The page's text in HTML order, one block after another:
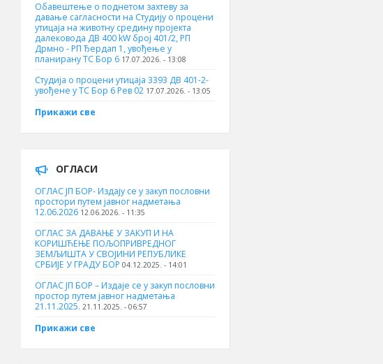
Обавештење о поднетом захтеву за
давање сагласности на Студију о процени
утицаја на животну средину пројекта
далековода ДВ 400 kW број 401/2, РП
Дрмно - РП Ђердап 1, увођење у
планирану ТС Бор 6 17.07.2026. - 13:08
Студија о процени утицаја 3393 ДВ 401-2-
увођене у ТС Бор 6 Рев 02 17.07.2026. - 13:05
Прикажи све
ОГЛАСИ
ОГЛАС ЈП БОР- Издају се у закуп пословни
простори путем јавног надметања
12.06.2026 12.06.2026. - 11:35
ОГЛАС ЗА ДАВАЊЕ У ЗАКУП И НА
КОРИШЋЕЊЕ ПОЉОПРИВРЕДНОГ
ЗЕМЉИШТА У СВОЈИНИ РЕПУБЛИКЕ
СРБИЈЕ У ГРАДУ БОР 04.12.2025. - 14:01
ОГЛАС ЈП БОР – Издаје се у закуп пословни
простор путем јавног надметања
21.11.2025. 21.11.2025. - 06:57
Прикажи све